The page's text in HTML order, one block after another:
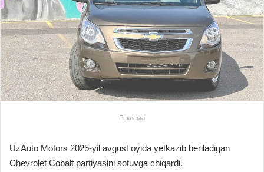
Реклама
UzAuto Motors 2025-yil avgust oyida yetkazib beriladigan
Chevrolet Cobalt partiyasini sotuvga chiqardi.